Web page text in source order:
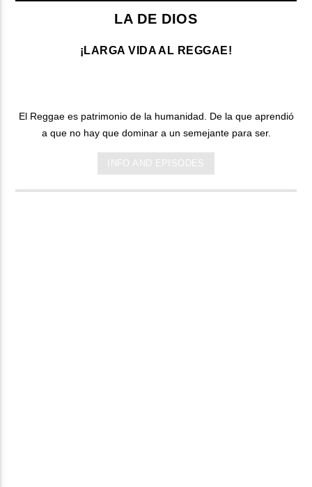
LA DE DIOS
¡LARGA VIDA AL REGGAE!
El Reggae es patrimonio de la humanidad. De la que aprendió
a que no hay que dominar a un semejante para ser.
INFO AND EPISODES